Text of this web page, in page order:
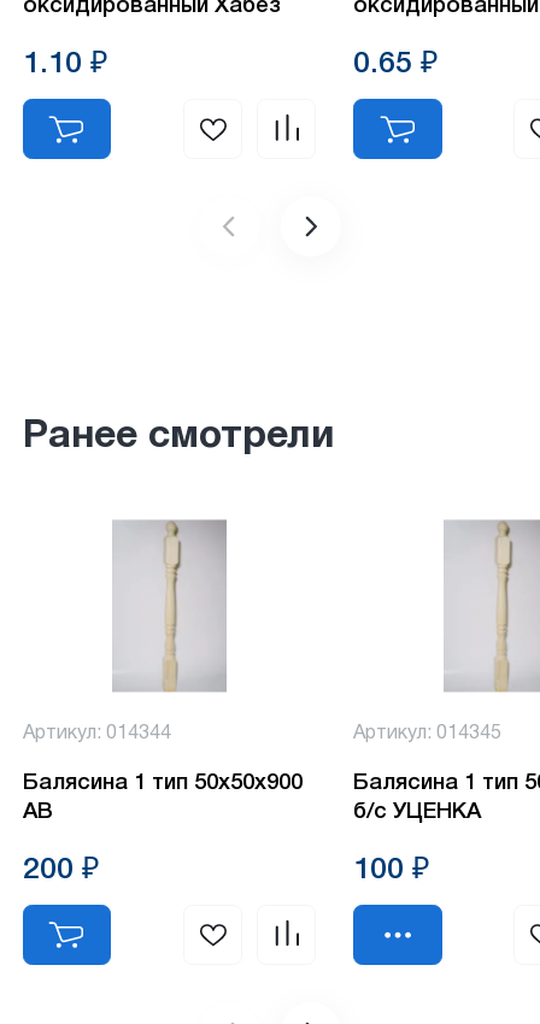
оксидированный Хабез
1.10 ₽ 0.65 ₽
Ранее смотрели
Артикул: 014344
Балясина 1 тип 50х50х900
АВ
200 ₽
Артикул: 014345
Балясина 1 тип
б/с УЦЕНКА
100 ₽